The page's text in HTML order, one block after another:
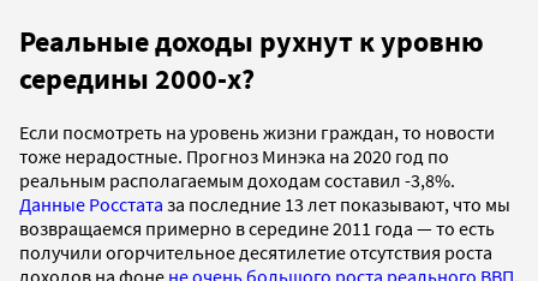
Реальные доходы рухнут к уровню
середины 2000-х?
Если посмотреть на уровень жизни граждан, то новости
тоже нерадостные. Прогноз Минэка на 2020 год по
реальным располагаемым доходам составил -3,8%.
Данные Росстата за последние 13 лет показывают, что мы
возвращаемся примерно в середине 2011 года — то есть
получили огорчительное десятилетие отсутствия роста